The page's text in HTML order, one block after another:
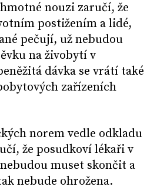
nouzi zaručí, že
postižením a lidé,
pečují, už nebudou
na živobytí v
dávka se vrátí také
zařízeních
norem vedle odkladu
že posudkoví lékaři v
muset skončit a
nebude ohrožena.